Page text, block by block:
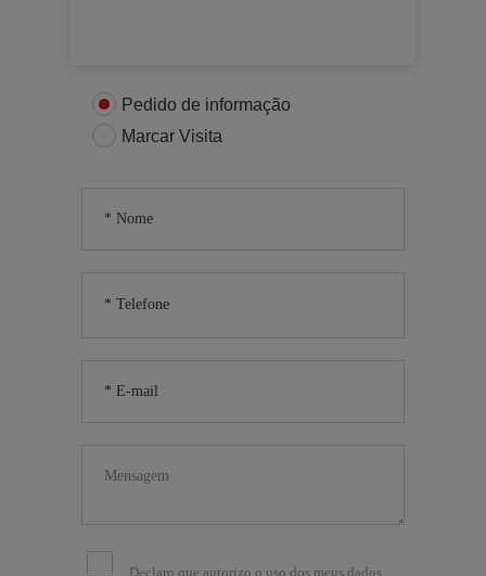
Pedido de informação
Marcar Visita
Declaro que autorizo o uso dos meus dados